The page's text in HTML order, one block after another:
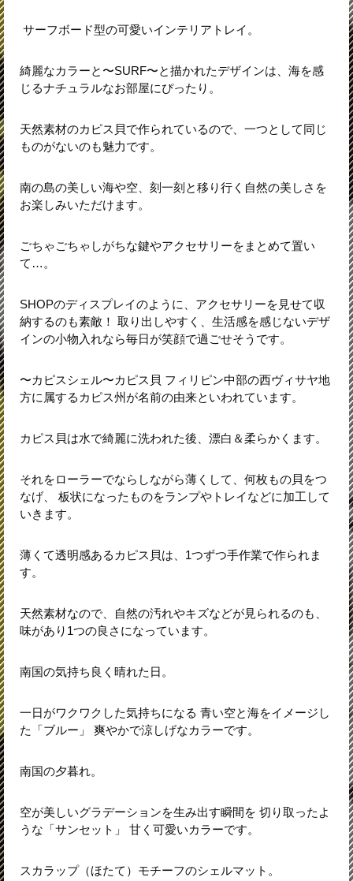
サーフボード型の可愛いインテリアトレイ。
綺麗なカラーと〜SURF〜と描かれたデザインは、海を感
じるナチュラルなお部屋にぴったり。
天然素材のカピス貝で作られているので、一つとして同じ
ものがないのも魅力です。
南の島の美しい海や空、刻一刻と移り行く自然の美しさを
お楽しみいただけます。
ごちゃごちゃしがちな鍵やアクセサリーをまとめて置い
て…。
SHOPのディスプレイのように、アクセサリーを見せて収
納するのも素敵！ 取り出しやすく、生活感を感じないデザ
インの小物入れなら毎日が笑顔で過ごせそうです。
〜カピスシェル〜カピス貝 フィリピン中部の西ヴィサヤ地
方に属するカピス州が名前の由来といわれています。
カピス貝は水で綺麗に洗われた後、漂白＆柔らかくます。
それをローラーでならしながら薄くして、何枚もの貝をつ
なげ、 板状になったものをランプやトレイなどに加工して
いきます。
薄くて透明感あるカピス貝は、1つずつ手作業で作られま
す。
天然素材なので、自然の汚れやキズなどが見られるのも、
味があり1つの良さになっています。
南国の気持ち良く晴れた日。
一日がワクワクした気持ちになる 青い空と海をイメージし
た「ブルー」 爽やかで涼しげなカラーです。
南国の夕暮れ。
空が美しいグラデーションを生み出す瞬間を 切り取ったよ
うな「サンセット」 甘く可愛いカラーです。
スカラップ（ほたて）モチーフのシェルマット。